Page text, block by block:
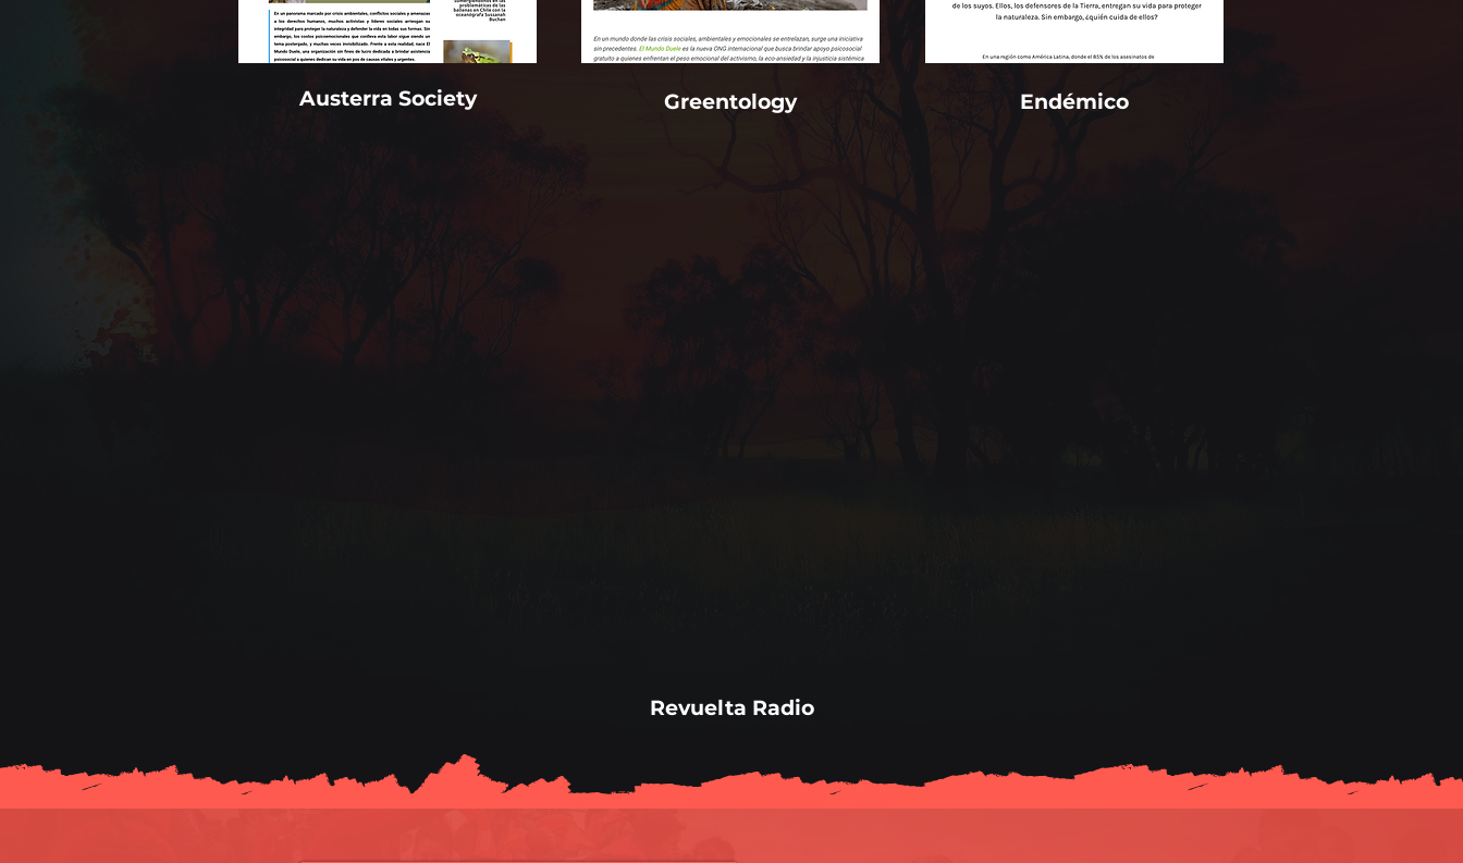
Austerra Society Greentology Endémico
Revuelta Radio